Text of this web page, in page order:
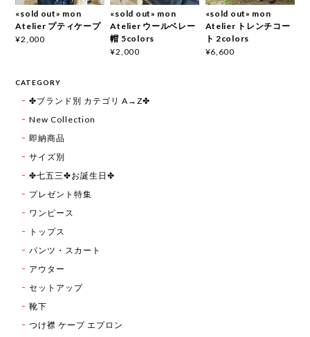
«sold out» mon
Atelier プティケープ
¥2,000
«sold out» mon
Atelier ウールベレー
帽 5colors
¥2,000
«sold out» mon
Atelier トレンチコー
ト 2colors
¥6,600
CATEGORY
✤ブランド別 カテゴリ A→Z✤
New Collection
即納商品
サイズ別
✤七五三✤お誕生日✤
プレゼント特集
ワンピース
トップス
パンツ・スカート
アウター
セットアップ
靴下
つけ襟 ケープ エプロン